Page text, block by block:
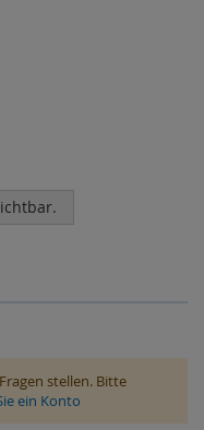
stellen. Bitte
ein Konto